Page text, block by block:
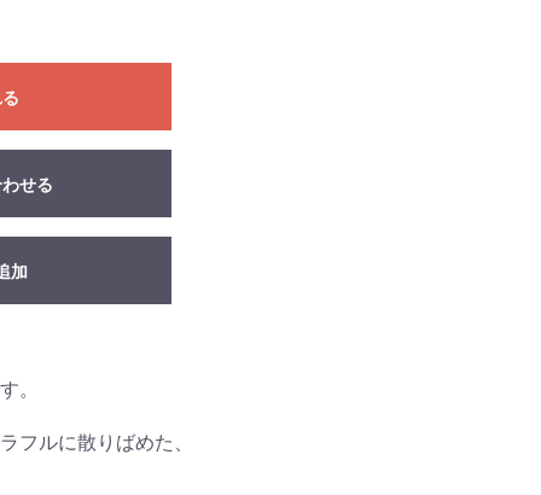
せる
加
。
フルに散りばめた、